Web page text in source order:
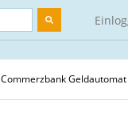
Commerzbank Geldautomat